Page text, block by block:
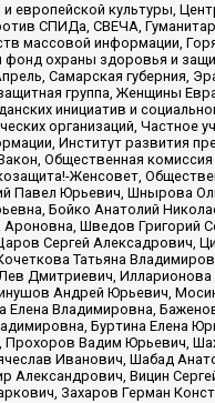
культуры,
СПИДа, СВЕЧА,
информации,
охраны здоровья и
Самарская
группа, Женщины
инициатив и
организаций, Частное
Институт развития
Общественная
Женсовет,
Павел Юрьевич, Шнырова
Бойко Анатолий
Шведов Григорий
Сергей Алексадрович,
Татьяна
Дмитриевич,
Андрей Юрьевич,
Владимировна,
Буртина Елена
Вадим Юрьевич,
Иванович, Шабад
Вицин
Захаров Герман